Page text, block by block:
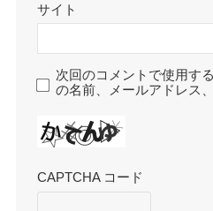
サイト
次回のコメントで使用す
の名前、メールアドレス
CAPTCHA コード